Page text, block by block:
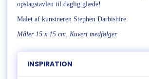
opslagstavlen til daglig glæde!
Malet af kunstneren Stephen Darbishire.
Måler 15 x 15 cm. Kuvert medfølger.
INSPIRATION